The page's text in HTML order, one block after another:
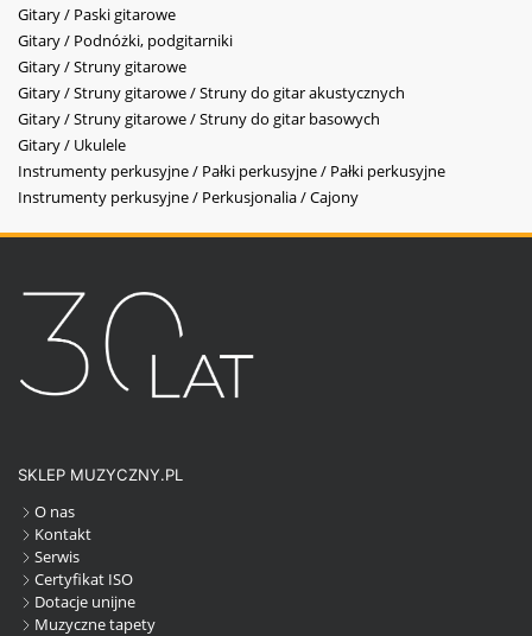
Gitary / Paski gitarowe
Gitary / Podnóżki, podgitarniki
Gitary / Struny gitarowe
Gitary / Struny gitarowe / Struny do gitar akustycznych
Gitary / Struny gitarowe / Struny do gitar basowych
Gitary / Ukulele
Instrumenty perkusyjne / Pałki perkusyjne / Pałki perkusyjne
Instrumenty perkusyjne / Perkusjonalia / Cajony
SKLEP MUZYCZNY.PL
O nas
Kontakt
Serwis
Certyfikat ISO
Dotacje unijne
Muzyczne tapety